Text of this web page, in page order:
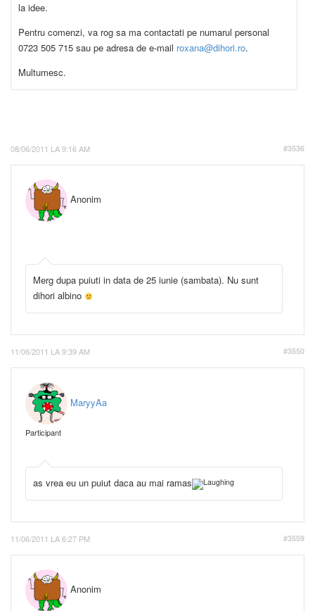
la idee.
Pentru comenzi, va rog sa ma contactati pe numarul personal
0723 505 715 sau pe adresa de e-mail roxana@dihori.ro.
Multumesc.
08/06/2011 LA 9:16 AM #3536
Anonim
Merg dupa puiuti in data de 25 iunie (sambata). Nu sunt
dihori albino
11/06/2011 LA 9:39 AM #3550
MaryyAa
Participant
as vrea eu un puiut daca au mai ramas
11/06/2011 LA 6:27 PM #3559
Anonim